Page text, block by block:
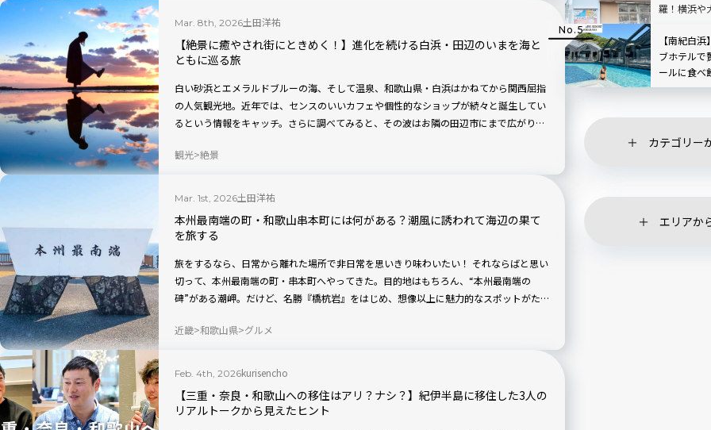
Mar. 8th, 2026土田洋祐
【絶景に癒やされ街にときめく！】進化を続ける白浜・田辺のいまを海と
ともに巡る旅
白い砂浜とエメラルドブルーの海、そして温泉、和歌山県・白浜はかねてから関西屈指
の人気観光地。近年では、センスのいいカフェや個性的なショップが続々と誕生してい
るという情報をキャッチ。さらに調べてみると、その波はお隣の田辺市にまで広がり、
か。その真相を確かめるべく、実際に現地を訪問。景勝地から新スポットまで、白浜・
観光 絶景
Mar. 1st, 2026土田洋祐
本州最南端の町・和歌山串本町には何がある？潮風に誘われて海辺の果て
を旅する
旅をするなら、日常から離れた場所で非日常を思いきり味わいたい！ それならばと思い
切って、本州最南端の町・串本町へやってきた。目的地はもちろん、“本州最南端の
碑”がある潮岬。だけど、名勝『橋杭岩』をはじめ、想像以上に魅力的なスポットがた
の“未知の町”というイメージはなくなって、すっかりと大好きな町になっていた。串本
近畿 和歌山県 グルメ
Feb. 4th, 2026kurisencho
【三重・奈良・和歌山への移住はアリ？ナシ？】紀伊半島に移住した3人の
リアルトークから見えたヒント
羅！横浜や
【南紀白
ブホテル
ールに食べ
SPRING
カテゴリー
エリアか